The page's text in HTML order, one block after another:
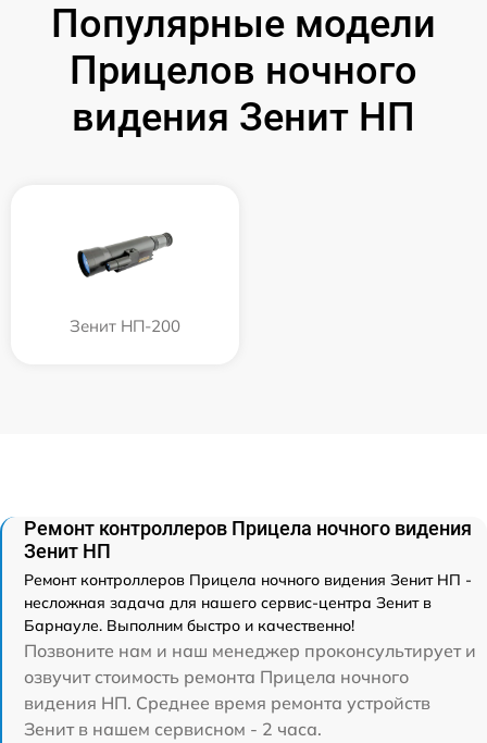
Популярные модели
Прицелов ночного
видения Зенит НП
Зенит НП-200
Ремонт контроллеров Прицела ночного видения
Зенит НП
Ремонт контроллеров Прицела ночного видения Зенит НП -
несложная задача для нашего сервис-центра Зенит в
Барнауле. Выполним быстро и качественно!
Позвоните нам и наш менеджер проконсультирует и
озвучит стоимость ремонта Прицела ночного
видения НП. Среднее время ремонта устройств
Зенит в нашем сервисном - 2 часа.